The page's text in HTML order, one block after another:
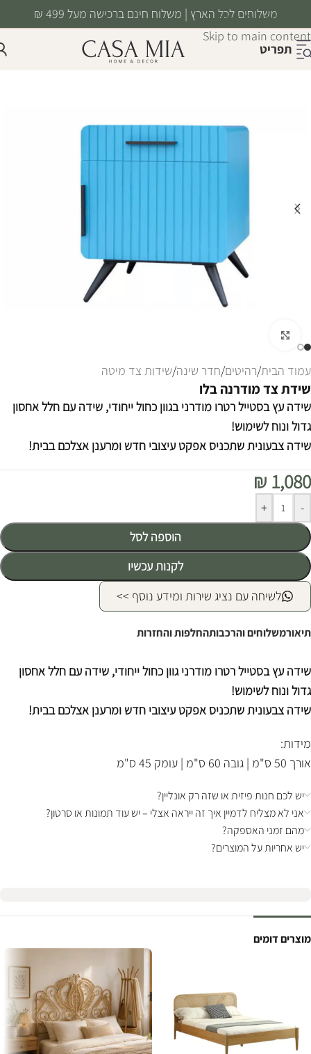
Skip to navigation
Skip to main content
משלוחים לכל הארץ | משלוח חינם ברכישה מעל 499 ₪
תפריט
עמוד הבית/רהיטים/חדר שינה/שידות צד מיטה
שידת צד מודרנה בלו
שידה עץ בסטייל רטרו מודרני בגוון כחול ייחודי, שידה עם חלל אחסון
גדול ונוח לשימוש!
שידה צבעונית שתכניס אפקט עיצובי חדש ומרענן אצלכם בבית!
₪ 1,080
-
+
הוספה לסל
לקנות עכשיו
Alternative:
לשיחה עם נציג שירות ומידע נוסף >>
תיאורמשלוחים והרכבותהחלפות והחזרות
שידה עץ בסטייל רטרו מודרני גוון כחול ייחודי, שידה עם חלל אחסון
גדול ונוח לשימוש!
שידה צבעונית שתכניס אפקט עיצובי חדש ומרענן אצלכם בבית!
מידות:
אורך 50 ס"מ | גובה 60 ס"מ | עומק 45 ס"מ
יש לכם חנות פיזית או שזה רק אונליין?
אני לא מצליח לדמיין איך זה ייראה אצלי – יש עוד תמונות או סרטון?
מהם זמני האספקה?
יש אחריות על המוצרים?
מוצרים דומים